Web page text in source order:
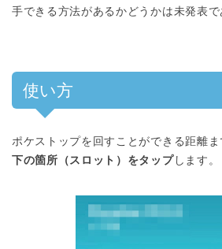
手できる方法があるかどうかは未発表で
使い方
ポケストップを回すことができる距離ま
下の箇所（スロット）をタップします。